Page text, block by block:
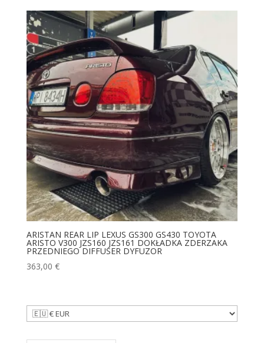
ARISTAN REAR LIP LEXUS GS300 GS430 TOYOTA
ARISTO V300 JZS160 JZS161 DOKŁADKA ZDERZAKA
PRZEDNIEGO DIFFUSER DYFUZOR
363,00 €